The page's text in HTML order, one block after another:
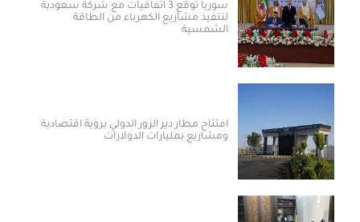
سوريا توقع 3 اتفاقيات مع شركة سعودية
لتنفيذ مشاريع الكهرباء من الطاقة
الشمسية
افتتاح مطار دير الزور الدولي برؤية اقتصادية
ومشاريع بمليارات الدولارات ​